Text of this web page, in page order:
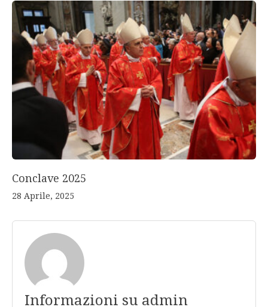
Conclave 2025
28 Aprile, 2025
Informazioni su admin